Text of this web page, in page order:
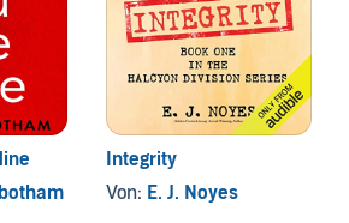
Integrity
Von: E. J. Noyes